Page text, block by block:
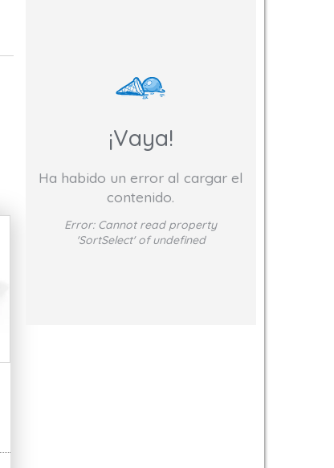
¡Vaya!
Ha habido un error al cargar el
contenido.
Error: Cannot read property
'SortSelect' of undefined